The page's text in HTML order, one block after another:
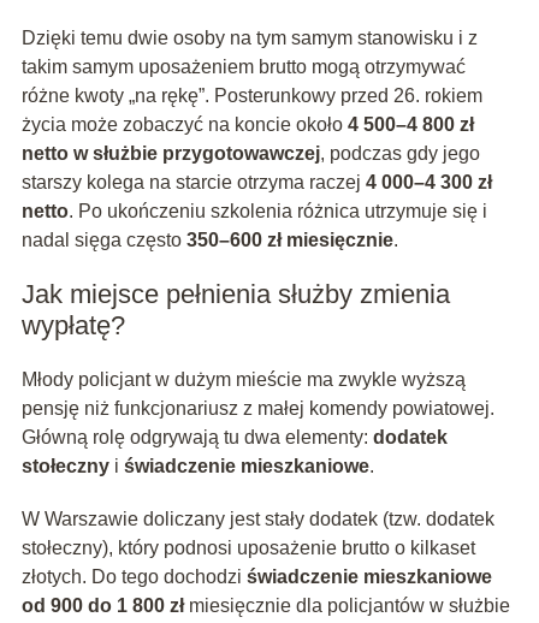
Dzięki temu dwie osoby na tym samym stanowisku i z
takim samym uposażeniem brutto mogą otrzymywać
różne kwoty „na rękę”. Posterunkowy przed 26. rokiem
życia może zobaczyć na koncie około 4 500–4 800 zł
netto w służbie przygotowawczej, podczas gdy jego
starszy kolega na starcie otrzyma raczej 4 000–4 300 zł
netto. Po ukończeniu szkolenia różnica utrzymuje się i
nadal sięga często 350–600 zł miesięcznie.
Jak miejsce pełnienia służby zmienia
wypłatę?
Młody policjant w dużym mieście ma zwykle wyższą
pensję niż funkcjonariusz z małej komendy powiatowej.
Główną rolę odgrywają tu dwa elementy: dodatek
stołecznyi świadczenie mieszkaniowe.
W Warszawie doliczany jest stały dodatek (tzw. dodatek
stołeczny), który podnosi uposażenie brutto o kilkaset
złotych. Do tego dochodzi świadczenie mieszkaniowe
od 900 do 1 800 złmiesięcznie dla policjantów w służbie